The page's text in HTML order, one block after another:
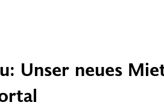
Unser neues